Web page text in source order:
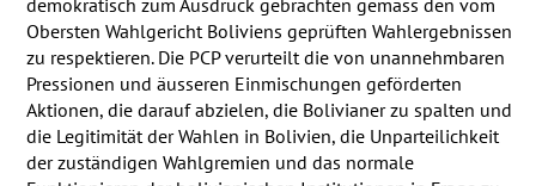
demokratisch zum Ausdruck gebrachten gemäss den vom
Obersten Wahlgericht Boliviens geprüften Wahlergebnissen
zu respektieren. Die PCPverurteilt die von unannehmbaren
Pressionen und äusseren Einmischungen geförderten
Aktionen, die darauf abzielen, die Bolivianer zu spalten und
die Legitimität der Wahlen in Bolivien, die Unparteilichkeit
der zuständigen Wahlgremien und das normale